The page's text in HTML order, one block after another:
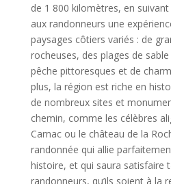
de 1 800 kilomètres, en
aux randonneurs une
paysages côtiers variés : de
rocheuses, des plages de
pêche pittoresques et de
plus, la région est riche en
de nombreux sites et
chemin, comme les célèbres
Carnac ou le château de la
randonnée qui allie
histoire, et qui saura satisfaire
randonneurs, qu’ils soient à la